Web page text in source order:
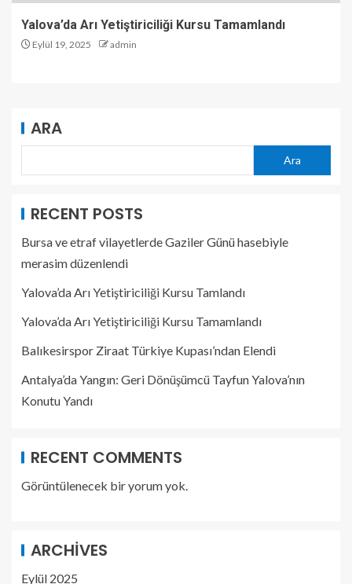
Yalova’da Arı Yetiştiriciliği Kursu Tamamlandı
Eylül 19, 2025 admin
ARA
Ara
RECENT POSTS
Bursa ve etraf vilayetlerde Gaziler Günü hasebiyle
merasim düzenlendi
Yalova’da Arı Yetiştiriciliği Kursu Tamlandı
Yalova’da Arı Yetiştiriciliği Kursu Tamamlandı
Balıkesirspor Ziraat Türkiye Kupası’ndan Elendi
Antalya’da Yangın: Geri Dönüşümcü Tayfun Yalova’nın
Konutu Yandı
RECENT COMMENTS
Görüntülenecek bir yorum yok.
ARCHIVES
Eylül 2025